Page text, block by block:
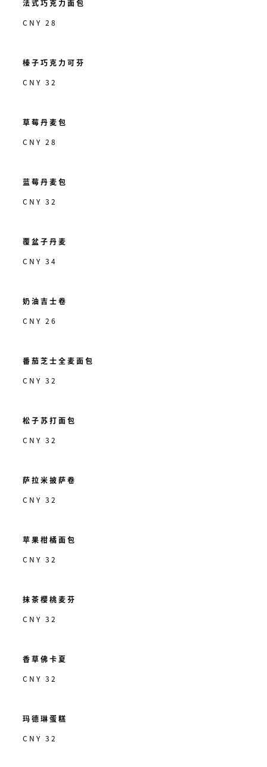
法式巧克力面包
CNY 28
榛子巧克力可芬
CNY 32
草莓丹麦包
CNY 28
蓝莓丹麦包
CNY 32
覆盆子丹麦
CNY 34
奶油吉士卷
CNY 26
番茄芝士全麦面包
CNY 32
松子苏打面包
CNY 32
萨拉米披萨卷
CNY 32
苹果柑橘面包
CNY 32
抹茶樱桃麦芬
CNY 32
香草佛卡夏
CNY 32
玛德琳蛋糕
CNY 32